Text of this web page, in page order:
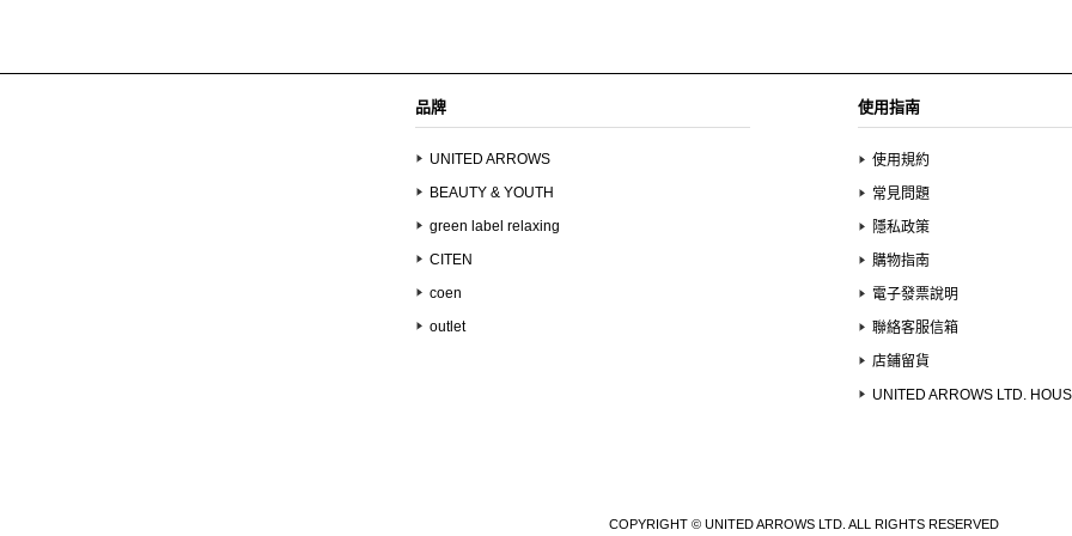
品牌
UNITED ARROWS
BEAUTY & YOUTH
green label relaxing
CITEN
coen
outlet
使用指南
使用規約
常見問題
隱私政策
購物指南
電子發票說明
聯絡客服信箱
店鋪留貨
UNITED ARROWS LTD.
COPYRIGHT © UNITED ARROWS LTD. ALL RIGHTS RESERVED